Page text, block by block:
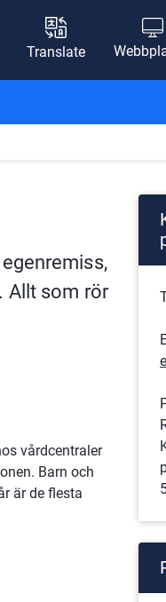
Translate
Allt som rör
vårdcentraler
Barn och
är de flesta